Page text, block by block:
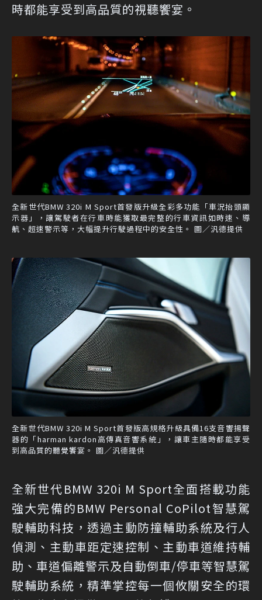
時都能享受到高品質的視聽饗宴。
全新世代BMW 320i M Sport首發版升級全彩多功能「車況抬頭顯
示器」，讓駕駛者在行車時能獲取最完整的行車資訊如時速、導
航、超速警示等，大幅提升行駛過程中的安全性。 圖／汎德提供
全新世代BMW 320i M Sport首發版高規格升級具備16支音響揚聲
器的「harman kardon高傳真音響系統」，讓車主隨時都能享受
到高品質的聽覺饗宴。 圖／汎德提供
全新世代BMW 320i M Sport全面搭載功能
強大完備的BMW Personal CoPilot智慧駕
駛輔助科技，透過主動防撞輔助系統及行人
偵測、主動車距定速控制、主動車道維持輔
助、車道偏離警示及自動倒車/停車等智慧駕
駛輔助系統，精準掌控每一個攸關安全的環